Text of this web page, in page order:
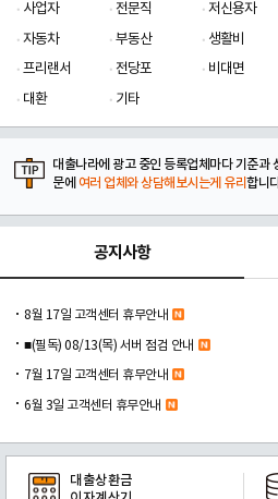
사업자
전문직 저신용자
자동차
부동산 생활비
프리랜서
전당포 비대면
대환
기타
대출나라에 광고 중인 등록업체마다 기준과
문에 여러 업체와 상담해보시는게 유리합니
공지사항
8월 17일 고객센터 휴무안내
■(필독) 08/13(목) 서버 점검 안내
7월 17일 고객센터 휴무안내
6월 3일 고객센터 휴무안내
대출상환금